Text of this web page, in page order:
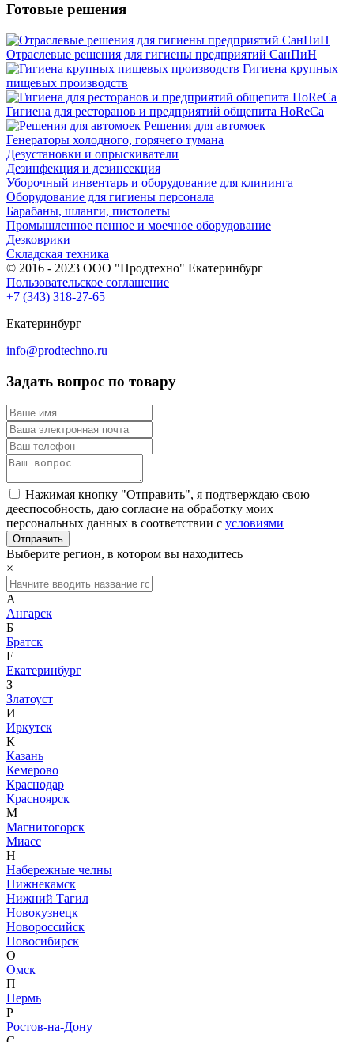
Готовые решения
Отраслевые решения для гигиены предприятий СанПиН
Гигиена крупных
пищевых производств
Гигиена для ресторанов и предприятий общепита HoReCa
Решения для автомоек
Генераторы холодного, горячего тумана
Дезустановки и опрыскиватели
Дезинфекция и дезинсекция
Уборочный инвентарь и оборудование для клининга
Оборудование для гигиены персонала
Барабаны, шланги, пистолеты
Промышленное пенное и моечное оборудование
Дезковрики
Складская техника
© 2016 - 2023 ООО "Продтехно" Екатеринбург
Пользовательское соглашение
+7 (343) 318-27-65
Екатеринбург
info@prodtechno.ru
Задать вопрос по товару
Нажимая кнопку "Отправить", я подтверждаю свою
дееспособность, даю согласие на обработку моих
персональных данных в соответствии с условиями
Выберите регион, в котором вы находитесь
×
А
Ангарск
Б
Братск
Е
Екатеринбург
З
Златоуст
И
Иркутск
К
Казань
Кемерово
Краснодар
Красноярск
М
Магнитогорск
Миасс
Н
Набережные челны
Нижнекамск
Нижний Тагил
Новокузнецк
Новороссийск
Новосибирск
О
Омск
П
Пермь
Р
Ростов-на-Дону